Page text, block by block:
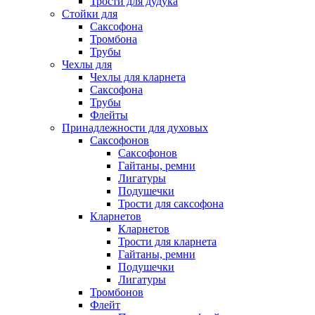
Стойки для
Саксофона
Тромбона
Трубы
Чехлы для
Чехлы для кларнета
Саксофона
Трубы
Флейты
Принадлежности для духовых
Саксофонов
Саксофонов
Гайтаны, ремни
Лигатуры
Подушечки
Трости для саксофона
Кларнетов
Кларнетов
Трости для кларнета
Гайтаны, ремни
Подушечки
Лигатуры
Тромбонов
Флейт